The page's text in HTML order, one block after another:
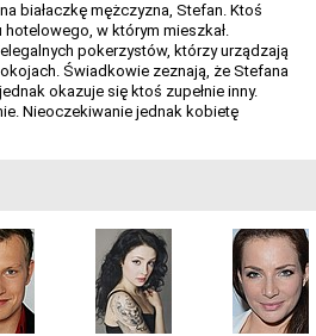
białaczkę mężczyzna, Stefan. Ktoś
w którym mieszkał.
pokerzystów, którzy urządzają
Świadkowie zeznają, że Stefana
okazuje się ktoś zupełnie inny.
Nieoczekiwanie jednak kobietę